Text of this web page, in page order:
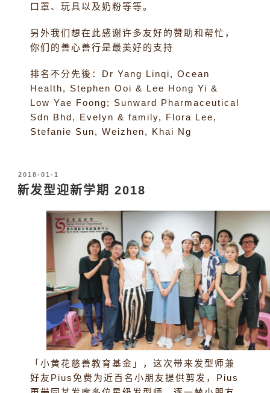
口罩、玩具以及奶粉等等。
另外我们想在此感谢许多友好的赞助和帮忙，
你们的善心善行是最美好的支持️
排名不分先後：Dr Yang Linqi, Ocean
Health, Stephen Ooi & Lee Hong Yi &
Low Yae Foong; Sunward Pharmaceutical
Sdn Bhd, Evelyn & family, Flora Lee,
Stefanie Sun, Weizhen, Khai Ng
发
布
于
2018-01-1
新发型迎新学期 2018
「小黄花慈善教育基金」，这次带来发型师兼
好友Pius免费为近百名小朋友提供剪发，Pius